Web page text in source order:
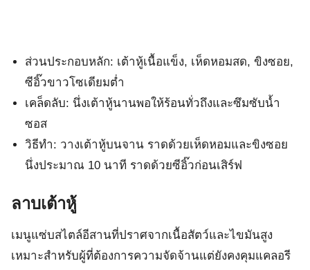
ส่วนประกอบหลัก: เต้าหู้เนื้อแข็ง, เห็ดหอมสด, ขิงซอย,
ซีอิ๊วขาวโซเดียมต่ำ
เคล็ดลับ: นึ่งเต้าหู้นานพอให้ร้อนทั่วถึงและซึมซับน้ำ
ซอส
วิธีทำ: วางเต้าหู้บนจาน ราดด้วยเห็ดหอมและขิงซอย
นึ่งประมาณ 10 นาที ราดด้วยซีอิ๊วก่อนเสิร์ฟ
ลาบเต้าหู้
เมนูแซ่บสไตล์อีสานที่ปราศจากเนื้อสัตว์และไขมันสูง
เหมาะสำหรับผู้ที่ต้องการความจัดจ้านแต่ยังคงคุมแคลอรี